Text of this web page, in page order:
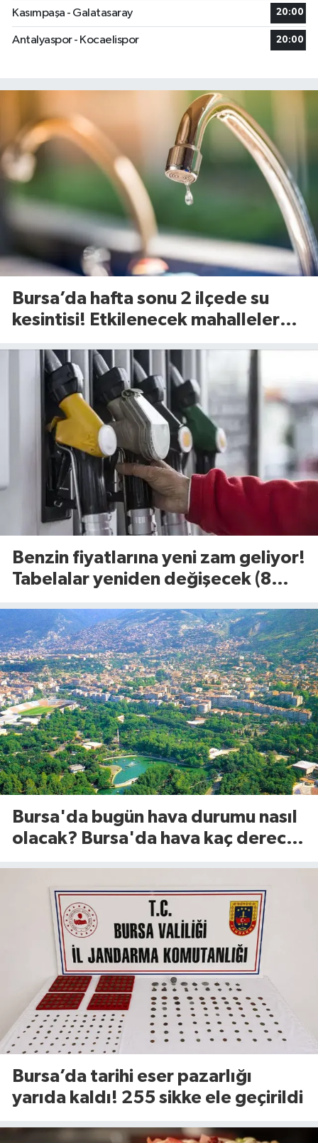
Kasımpaşa - Galatasaray 20:00
Antalyaspor - Kocaelispor 20:00
Bursa’da hafta sonu 2 ilçede su
kesintisi! Etkilenecek mahalleler
Benzin fiyatlarına yeni zam geliyor!
Tabelalar yeniden değişecek (8
Bursa'da bugün hava durumu nasıl
olacak? Bursa'da hava kaç derece?
Bursa’da tarihi eser pazarlığı
yarıda kaldı! 255 sikke ele geçirildi